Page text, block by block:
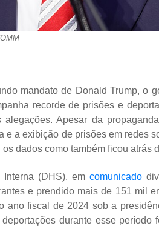
mandato de Donald Trump, o
recorde de prisões e
alegações. Apesar da
e a exibição de prisões em redes
dados como também ficou atrás
Interna (DHS), em comunicado
e prendido mais de 151 mil
ano fiscal de 2024 sob a
durante esse